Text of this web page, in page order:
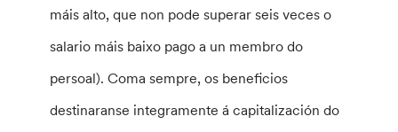
máis alto, que non pode superar seis veces o
salario máis baixo pago a un membro do
persoal). Coma sempre, os beneficios
destinaranse integramente á capitalización do